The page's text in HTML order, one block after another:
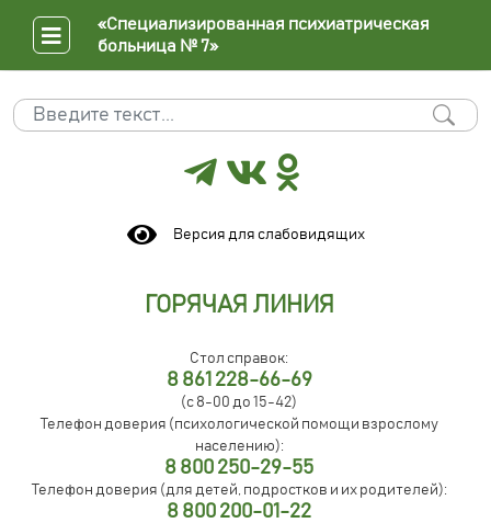
Поиск
Версия для слабовидящих
ГОРЯЧАЯ ЛИНИЯ
Стол справок:
8 861 228-66-69
(с 8-00 до 15-42)
Телефон доверия (психологической помощи взрослому
населению):
8 800 250-29-55
Телефон доверия (для детей, подростков и их родителей):
8 800 200-01-22
«Специализированная психиатрическая
больница № 7»